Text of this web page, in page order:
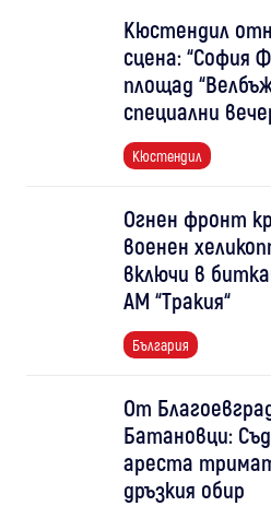
Кюстендил
сцена: “София
площад
специални
Кюстендил
Огнен фронт
военен
включи в
АМ “Тракия“
България
От
Батановци:
ареста
дръзкия обир